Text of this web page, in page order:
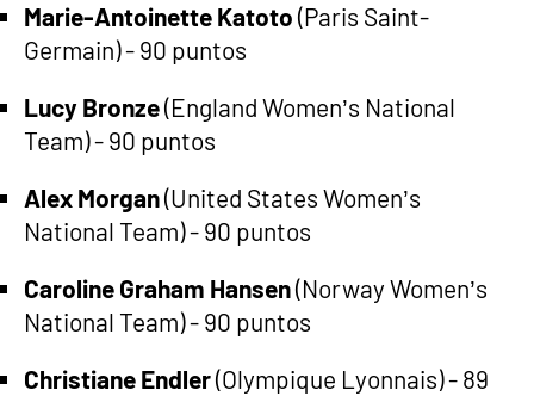
Marie-Antoinette Katoto (Paris Saint-
Germain) - 90 puntos
Lucy Bronze(England Women’s National
Team) - 90 puntos
Alex Morgan(United States Women’s
National Team) - 90 puntos
Caroline Graham Hansen(Norway Women’s
National Team) - 90 puntos
Christiane Endler(Olympique Lyonnais) - 89